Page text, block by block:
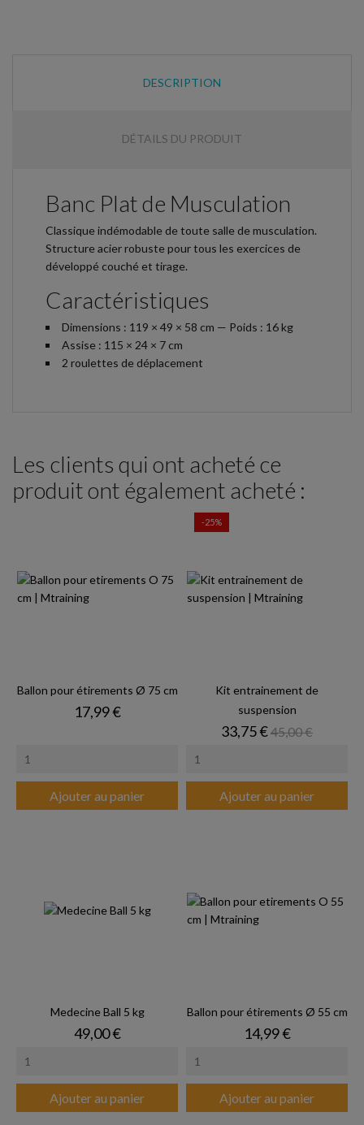
DESCRIPTION
DÉTAILS DU PRODUIT
Banc Plat de Musculation
Classique indémodable de toute salle de musculation.
Structure acier robuste pour tous les exercices de
développé couché et tirage.
Caractéristiques
Dimensions : 119 × 49 × 58 cm — Poids : 16 kg
Assise : 115 × 24 × 7 cm
2 roulettes de déplacement
Les clients qui ont acheté ce
produit ont également acheté :
Ballon pour étirements Ø 75 cm
Prix
17,99 €
Ajouter au panier
Kit entrainement de
suspension
Prix
33,75 €Prix de base
45,00 €
Ajouter au panier
-25%
Medecine Ball 5 kg
Prix
49,00 €
Ajouter au panier
Ballon pour étirements Ø 55 cm
Prix
14,99 €
Ajouter au panier